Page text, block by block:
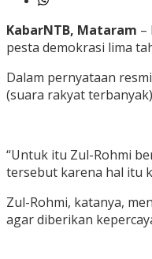
KabarNTB, Mataram –
pesta demokrasi lima
Dalam pernyataan
(suara rakyat
“Untuk itu Zul-Rohmi
tersebut karena hal itu
Zul-Rohmi, katanya,
agar diberikan